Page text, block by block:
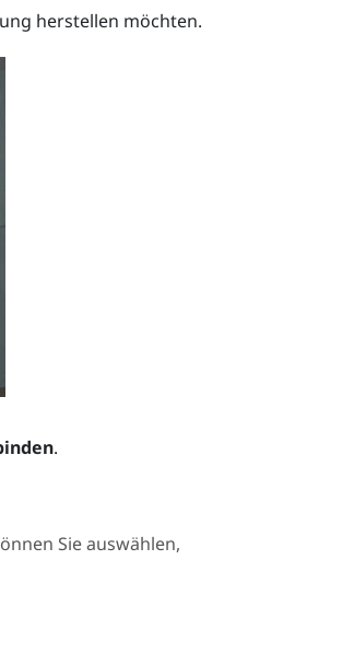
herstellen möchten.
.
Sie auswählen,